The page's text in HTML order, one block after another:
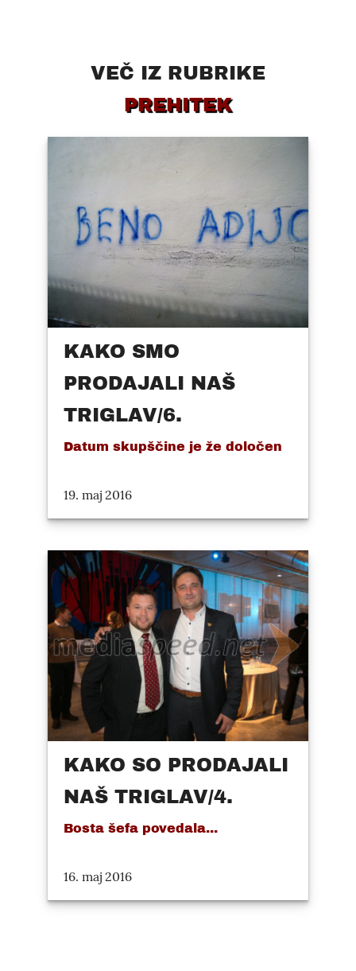
VEČ IZ RUBRIKE
PREHITEK
KAKO SMO
PRODAJALI NAŠ
TRIGLAV/6.
Datum skupščine je že določen
19. maj 2016
KAKO SO PRODAJALI
NAŠ TRIGLAV/4.
Bosta šefa povedala...
16. maj 2016